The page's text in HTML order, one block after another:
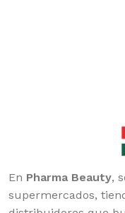
En Pharma Beauty,
supermercados,